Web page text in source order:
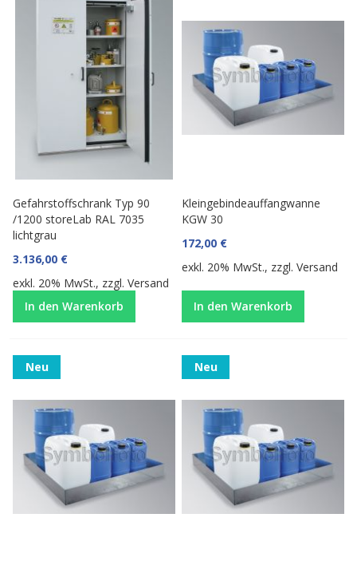
Gefahrstoffschrank Typ 90
/1200 storeLab RAL 7035
lichtgrau
3.136,00 €
exkl. 20% MwSt., zzgl.Versand
In den Warenkorb
Kleingebindeauffangwanne
KGW 30
172,00 €
exkl. 20% MwSt., zzgl.Versand
In den Warenkorb
Neu Neu